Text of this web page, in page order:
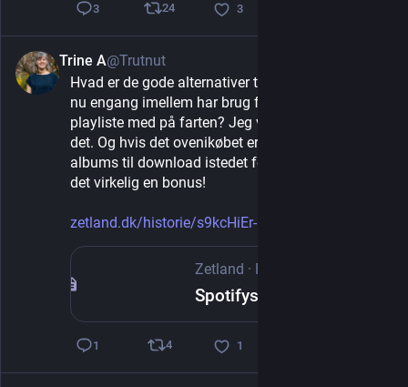
3 24 3
Trine A@Trutnut
Hvad er de gode alternativer til Spotify? Når man
nu engang imellem har brug for at have en
playliste med på farten? Jeg vil gerne betale for
det. Og hvis det ovenikøbet er muligt at købe
albums til download istedet for kun at streame, er
det virkelig en bonus!
zetland.dk/historie/s9kcHiEr-m
Zetland ·
1 4 1